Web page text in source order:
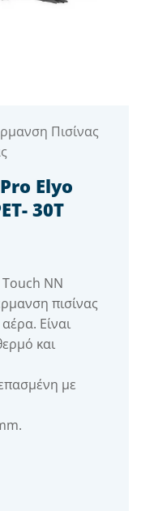
Πισίνας
Elyo
30T
NN
πισίνας
Είναι
και
με
NN Inverter PET- 30T